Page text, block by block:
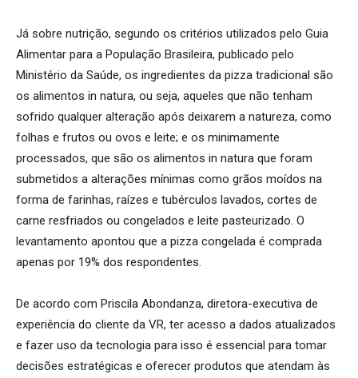
Já sobre nutrição, segundo os critérios utilizados pelo Guia
Alimentar para a População Brasileira, publicado pelo
Ministério da Saúde, os ingredientes da pizza tradicional são
os alimentos in natura, ou seja, aqueles que não tenham
sofrido qualquer alteração após deixarem a natureza, como
folhas e frutos ou ovos e leite; e os minimamente
processados, que são os alimentos in natura que foram
submetidos a alterações mínimas como grãos moídos na
forma de farinhas, raízes e tubérculos lavados, cortes de
carne resfriados ou congelados e leite pasteurizado. O
levantamento apontou que a pizza congelada é comprada
apenas por 19% dos respondentes.
De acordo com Priscila Abondanza, diretora-executiva de
experiência do cliente da VR, ter acesso a dados atualizados
e fazer uso da tecnologia para isso é essencial para tomar
decisões estratégicas e oferecer produtos que atendam às